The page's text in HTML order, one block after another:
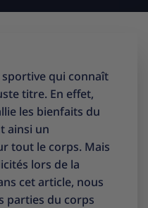
sportive qui connaît
titre. En effet,
les bienfaits du
ainsi un
tout le corps. Mais
lors de la
cet article, nous
parties du corps